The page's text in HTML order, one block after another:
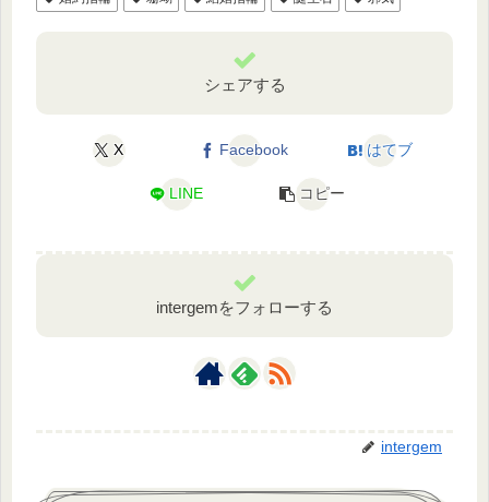
シェアする
X Facebook はてブ
LINE コピー
intergemをフォローする
intergem